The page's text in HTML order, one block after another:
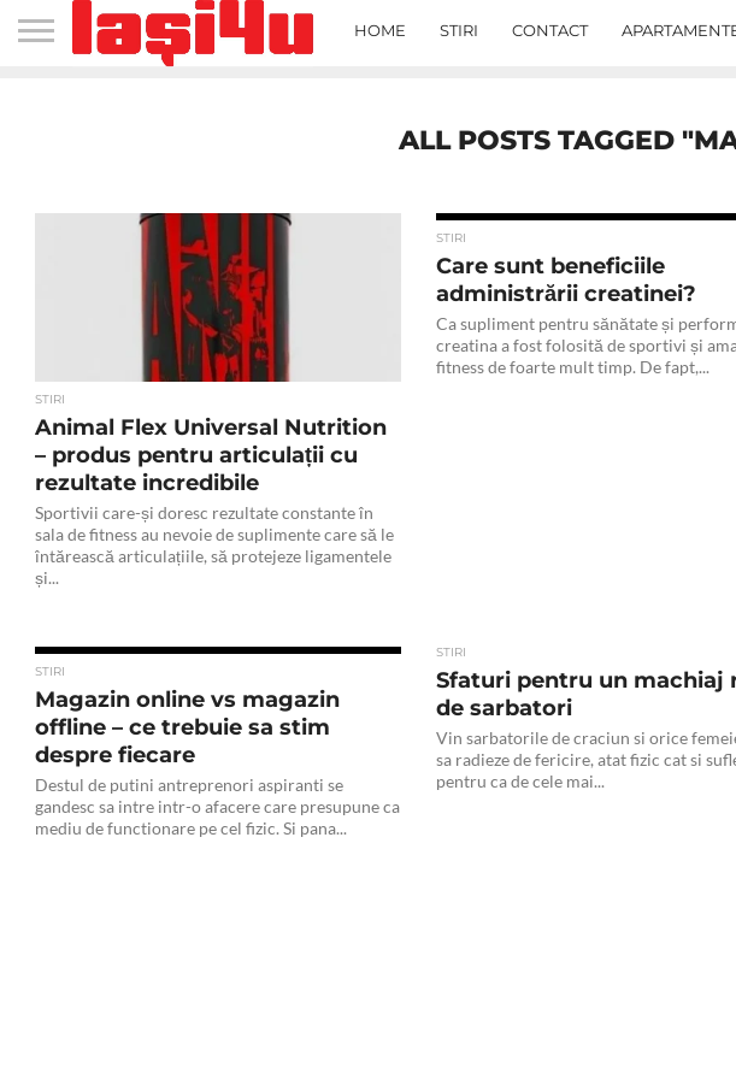
HOME STIRI CONTACT
ALL POSTS TAGGED
STIRI
Animal Flex Universal Nutrition
– produs pentru articulații cu
rezultate incredibile
Sportivii care-și doresc rezultate constante în
sala de fitness au nevoie de suplimente care să le
întărească articulațiile, să protejeze ligamentele
și...
STIRI
Care sunt beneficiile
administrării creatinei?
Ca supliment pentru sănătate și
creatina a fost folosită de sportivi și
fitness de foarte mult timp. De fapt,...
STIRI
Magazin online vs magazin
offline – ce trebuie sa stim
despre fiecare
Destul de putini antreprenori aspiranti se
gandesc sa intre intr-o afacere care presupune ca
mediu de functionare pe cel fizic. Si pana...
STIRI
Sfaturi pentru un machiaj
de sarbatori
Vin sarbatorile de craciun si orice
sa radieze de fericire, atat fizic cat si
pentru ca de cele mai...